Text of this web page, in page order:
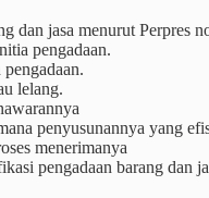
dan jasa menurut Perpres
pengadaan.
lelang.
penyusunannya yang
menerimanya
pengadaan barang dan